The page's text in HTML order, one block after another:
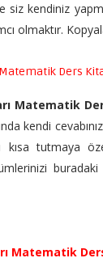
siz kendiniz
olmaktır.
Matematik Ders
Matematik
kendi
kısa tutmaya
Matematik